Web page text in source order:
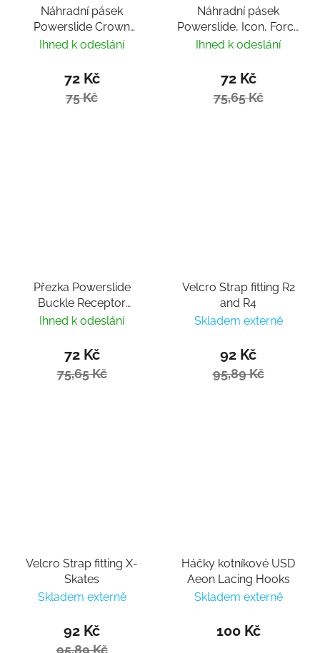
Náhradní pásek
Powerslide Crown
Buckle 21cm
Ihned k odeslání
72 Kč
75 Kč
Náhradní pásek
Powerslide, Icon, Force
and Crown Buckle
Ihned k odeslání
72 Kč
75,65 Kč
Přezka Powerslide
Buckle Receptor
Fitness Black L / R
Ihned k odeslání
72 Kč
75,65 Kč
Velcro Strap fitting R2
and R4
Skladem externě
92 Kč
95,89 Kč
Velcro Strap fitting X-
Skates
Skladem externě
92 Kč
95,89 Kč
Háčky kotníkové USD
Aeon Lacing Hooks
Skladem externě
100 Kč